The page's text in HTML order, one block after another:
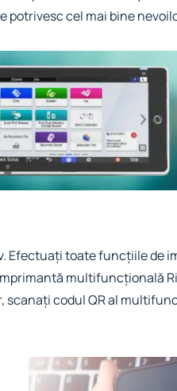
cel mai bine
toate funcțiile de
multifuncțională
codul QR al